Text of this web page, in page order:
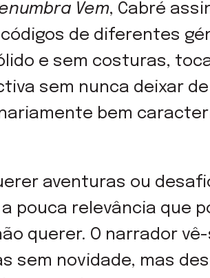
Vem, Cabré
de diferentes
e sem costuras,
sem nunca deixar
bem
aventuras ou
pouca relevância que
querer. O narrador
sem novidade, mas